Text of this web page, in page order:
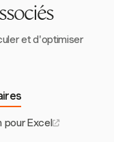
et d'optimiser
pour Excel